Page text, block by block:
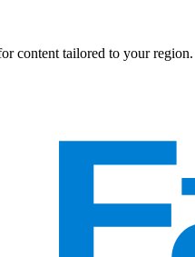
content tailored to your region.